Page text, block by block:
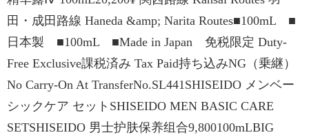
田・成田路線 Haneda &amp; Narita Routes■100mL ■
日本製 ■100mL ■Made in Japan 免税限定 Duty-
Free Exclusive課税済み Tax Paid持ち込みNG（乗継）
No Carry-On At TransferNo.SL441SHISEIDO メンベー
シックケア セットSHISEIDO MEN BASIC CARE
SETSHISEIDO 男士护肤保养组合9,800100mLBIG